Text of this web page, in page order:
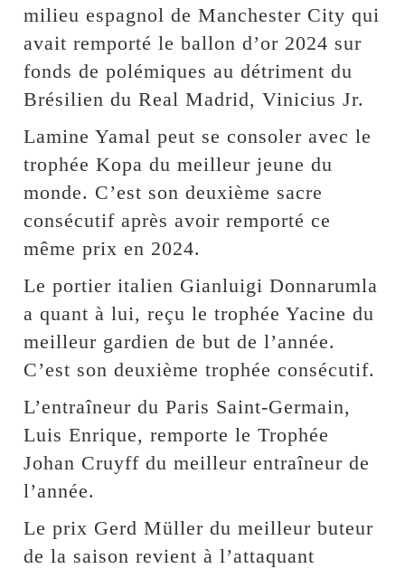
milieu espagnol de Manchester City qui
avait remporté le ballon d’or 2024 sur
fonds de polémiques au détriment du
Brésilien du Real Madrid, Vinicius Jr.
Lamine Yamal peut se consoler avec le
trophée Kopa du meilleur jeune du
monde. C’est son deuxième sacre
consécutif après avoir remporté ce
même prix en 2024.
Le portier italien Gianluigi Donnarumla
a quant à lui, reçu le trophée Yacine du
meilleur gardien de but de l’année.
C’est son deuxième trophée consécutif.
L’entraîneur du Paris Saint-Germain,
Luis Enrique, remporte le Trophée
Johan Cruyff du meilleur entraîneur de
l’année.
Le prix Gerd Müller du meilleur buteur
de la saison revient à l’attaquant